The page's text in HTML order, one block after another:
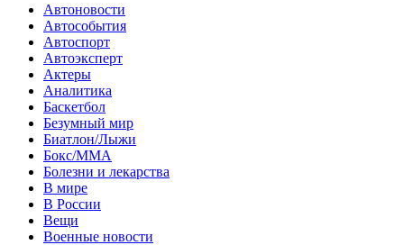
Автоновости
Автособытия
Автоспорт
Автоэксперт
Актеры
Аналитика
Баскетбол
Безумный мир
Биатлон/Лыжи
Бокс/MMA
Болезни и лекарства
В мире
В России
Вещи
Военные новости